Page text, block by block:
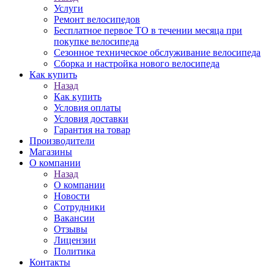
Услуги
Ремонт велосипедов
Бесплатное первое ТО в течении месяца при
покупке велосипеда
Сезонное техническое обслуживание велосипеда
Сборка и настройка нового велосипеда
Как купить
Назад
Как купить
Условия оплаты
Условия доставки
Гарантия на товар
Производители
Магазины
О компании
Назад
О компании
Новости
Сотрудники
Вакансии
Отзывы
Лицензии
Политика
Контакты